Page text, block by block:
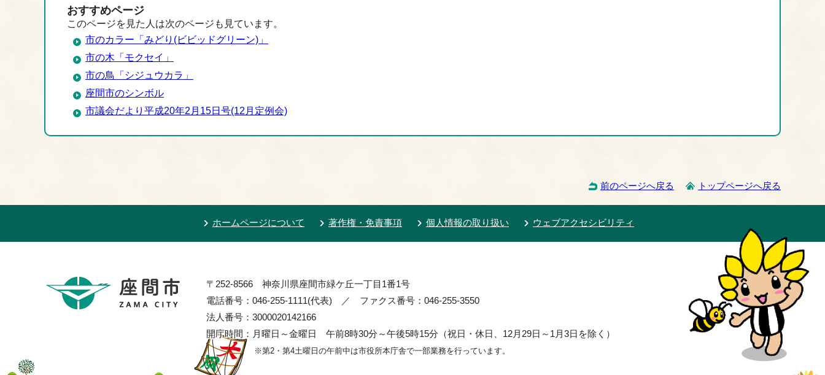
おすすめページ
このページを見た人は次のページも見ています。
市のカラー「みどり(ビビッドグリーン)」
市の木「モクセイ」
市の鳥「シジュウカラ」
座間市のシンボル
市議会だより平成20年2月15日号(12月定例会)
前のページへ戻る トップページへ戻る
ホームページについて 著作権・免責事項 個人情報の取り扱い ウェブアクセシビリティ
〒252-8566 神奈川県座間市緑ケ丘一丁目1番1号
電話番号：046-255-1111(代表) ／ ファクス番号：046-255-3550
法人番号：3000020142166
開庁時間：月曜日～金曜日 午前8時30分～午後5時15分（祝日・休日、12月29日～1月3日を除く）
※第2・第4土曜日の午前中は市役所本庁舎で一部業務を行っています。